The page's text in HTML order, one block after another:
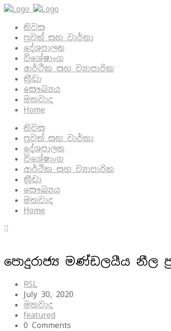
නිවස
පුවත් සහ වාර්තා
දේශපාලන
විශේෂාංග
ආර්ථික සහ ව්‍යාපාරික
ක්‍රීඩා
සෞඛ්‍යය
මතවාද
Home
නිවස
පුවත් සහ වාර්තා
දේශපාලන
විශේෂාංග
ආර්ථික සහ ව්‍යාපාරික
ක්‍රීඩා
සෞඛ්‍යය
මතවාද
Home
පොදුරාජ්‍ය මණ්ඩලයීය නීල
RSL
July 30, 2020
මතවාද
featured
0 Comments